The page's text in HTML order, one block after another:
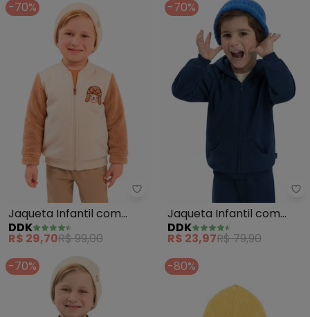
-70%
Ddk - Jaqueta Infantil com
Jaqueta Infantil com
Manga em Pelo (Bege)
DDK
R$ 29,70R$ 99,00
-70%
Jaqueta Infantil com
Capuz (Azul)
DDK
R$ 23,97R$ 79,90
-70%
-80%